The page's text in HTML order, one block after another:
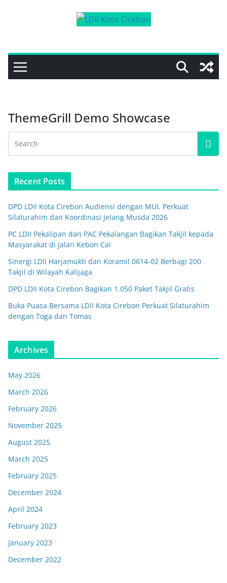
ThemeGrill Demo Showcase
Recent Posts
DPD LDII Kota Cirebon Audiensi dengan MUI, Perkuat
Silaturahim dan Koordinasi Jelang Musda 2026
PC LDII Pekalipan dan PAC Pekalangan Bagikan Takjil kepada
Masyarakat di Jalan Kebon Cai
Sinergi LDII Harjamukti dan Koramil 0614-02 Berbagi 200
Takjil di Wilayah Kalijaga
DPD LDII Kota Cirebon Bagikan 1.050 Paket Takjil Gratis
Buka Puasa Bersama LDII Kota Cirebon Perkuat Silaturahim
dengan Toga dan Tomas
Archives
May 2026
March 2026
February 2026
November 2025
August 2025
March 2025
February 2025
December 2024
April 2024
February 2023
January 2023
December 2022